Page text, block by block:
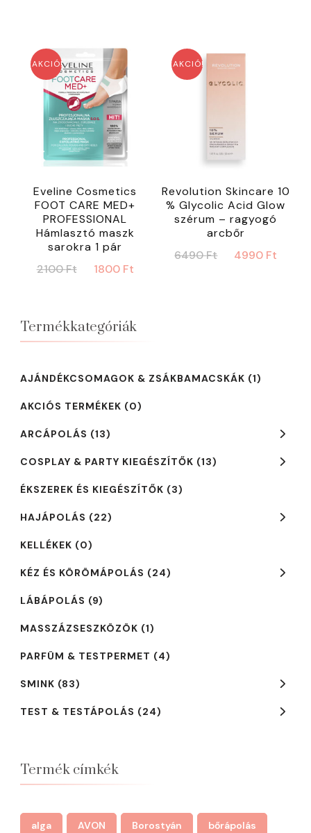
AKCIÓ!
Eveline Cosmetics
FOOT CARE MED+
PROFESSIONAL
Hámlasztó maszk
sarokra 1 pár
2100Ft
Original
1800 Ft
AKCIÓ!
Revolution Skincare 10
% Glycolic Acid Glow
szérum – ragyogó
arcbőr
6490Ft
Original
4990 Ft
Termékkategóriák
AJÁNDÉKCSOMAGOK & ZSÁKBAMACSKÁK (1)
AKCIÓS TERMÉKEK (0)
ARCÁPOLÁS (13)
COSPLAY & PARTY KIEGÉSZÍTŐK (13)
ÉKSZEREK ÉS KIEGÉSZÍTŐK (3)
HAJÁPOLÁS (22)
KELLÉKEK (0)
KÉZ ÉS KÖRÖMÁPOLÁS (24)
LÁBÁPOLÁS (9)
MASSZÁZSESZKÖZÖK (1)
PARFÜM & TESTPERMET (4)
SMINK (83)
TEST & TESTÁPOLÁS (24)
Termék címkék
alga AVON Borostyán bőrápolás